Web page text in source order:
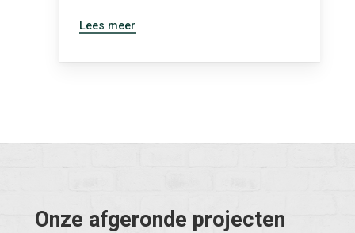
Lees meer
Onze afgeronde projecten